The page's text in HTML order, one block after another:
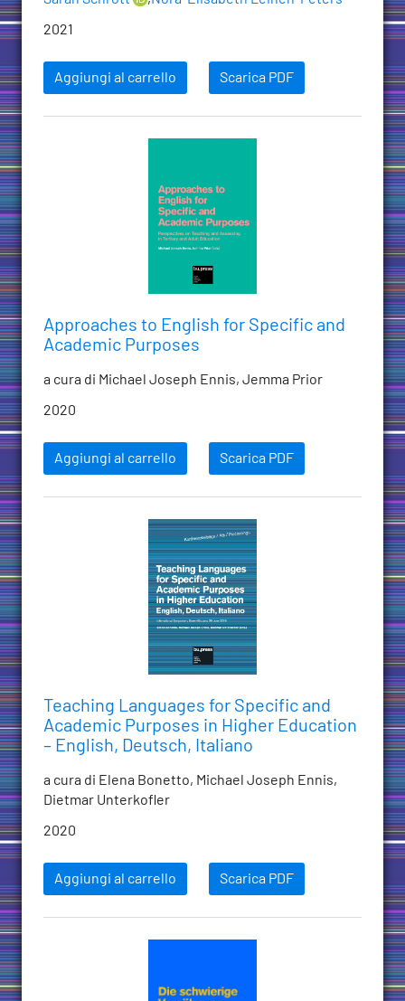
2021
Aggiungi al carrello Scarica PDF
Approaches to English for Specific and
Academic Purposes
a cura di Michael Joseph Ennis, Jemma Prior
2020
Aggiungi al carrello Scarica PDF
Teaching Languages for Specific and
Academic Purposes in Higher Education
– English, Deutsch, Italiano
a cura di Elena Bonetto, Michael Joseph Ennis,
Dietmar Unterkofler
2020
Aggiungi al carrello Scarica PDF